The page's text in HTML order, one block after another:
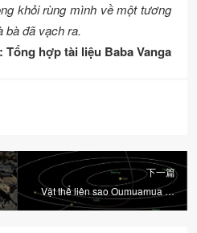
khỏi rùng mình về một tương
bà đã vạch ra.
Tổng hợp tài liệu Baba Vanga
下一篇
Vật thể liên sao Oumuamua và
các nhận định khoa học xoay